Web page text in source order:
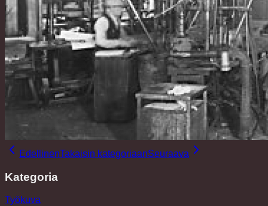
EdellinenTakaisin kategoriaanSeuraava
Kategoria
Työkuva